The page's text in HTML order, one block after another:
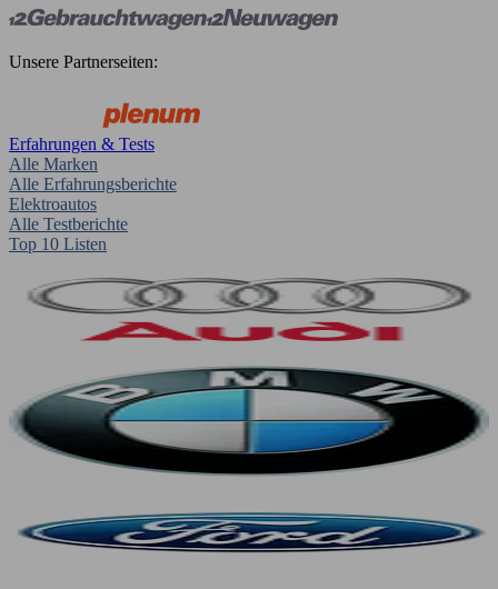
Unsere Partnerseiten:
Erfahrungen & Tests
Alle Marken
Alle Erfahrungsberichte
Elektroautos
Alle Testberichte
Top 10 Listen